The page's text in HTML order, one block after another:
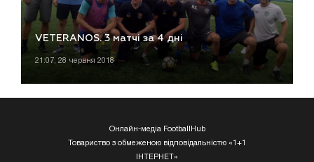
VETERANOS. 3 матчі за 4 дні
21:07, 28 червня 2018
Онлайн-медіа FootballHub
Товариство з обмеженою відповідальністю «1+1
ІНТЕРНЕТ»